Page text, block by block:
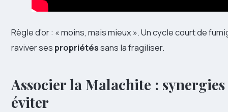
Règle d’or : « moins, mais mieux ». Un cycle court de
raviver ses propriétéssans la fragiliser.
Associer la Malachite :
éviter